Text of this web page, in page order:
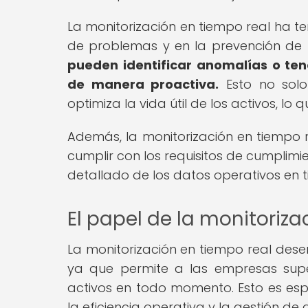
La monitorización en tiempo real ha
de problemas y en la prevención
pueden identificar anomalías o
de manera proactiva. Esto no
optimiza la vida útil de los activos, lo
Además, la monitorización en
cumplir con los requisitos de
detallado de los datos operativos en
El papel de la
La monitorización en tiempo real
ya que permite a las empresas
activos en todo momento. Esto es